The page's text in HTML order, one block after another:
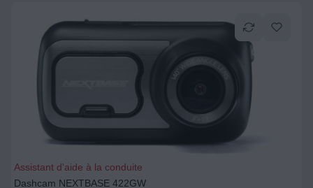
Assistant d'aide à la conduite
Dashcam NEXTBASE 422GW